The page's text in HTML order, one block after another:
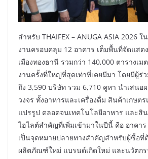
สำหรับ THAIFEX – ANUGA ASIA 2026
งานครอบคลุม 12 อาคาร เต็มพื้นที่จัดแส
เมืองทองธานี รวมกว่า 140,000 ตารางเม
งานครั้งที่ใหญ่ที่สุดเท่าที่เคยมีมา โดยมีผู้ร่
ถึง 3,590 บริษัท รวม 6,710 คูหา นำเสน
วงจร ทั้งอาหารและเครื่องดื่ม สินค้าเกษต
แปรรูป ตลอดจนเทคโนโลยีอาหาร และสิ
ไฮไลต์สำคัญที่เพิ่มเข้ามาในปีนี้ คือ อาคา
เป็นจุดหมายปลายทางสำคัญสำหรับผู้ซื้อที่
ผลิตภัณฑ์ใหม่ แบรนด์เกิดใหม่ และนวัตกร